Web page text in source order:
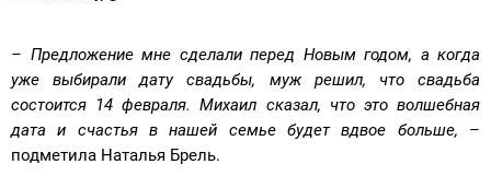
– Предложение мне сделали перед Новым годом, а когда
уже выбирали дату свадьбы, муж решил, что свадьба
состоится 14 февраля. Михаил сказал, что это волшебная
дата и счастья в нашей семье будет вдвое больше, –
подметила Наталья Брель.